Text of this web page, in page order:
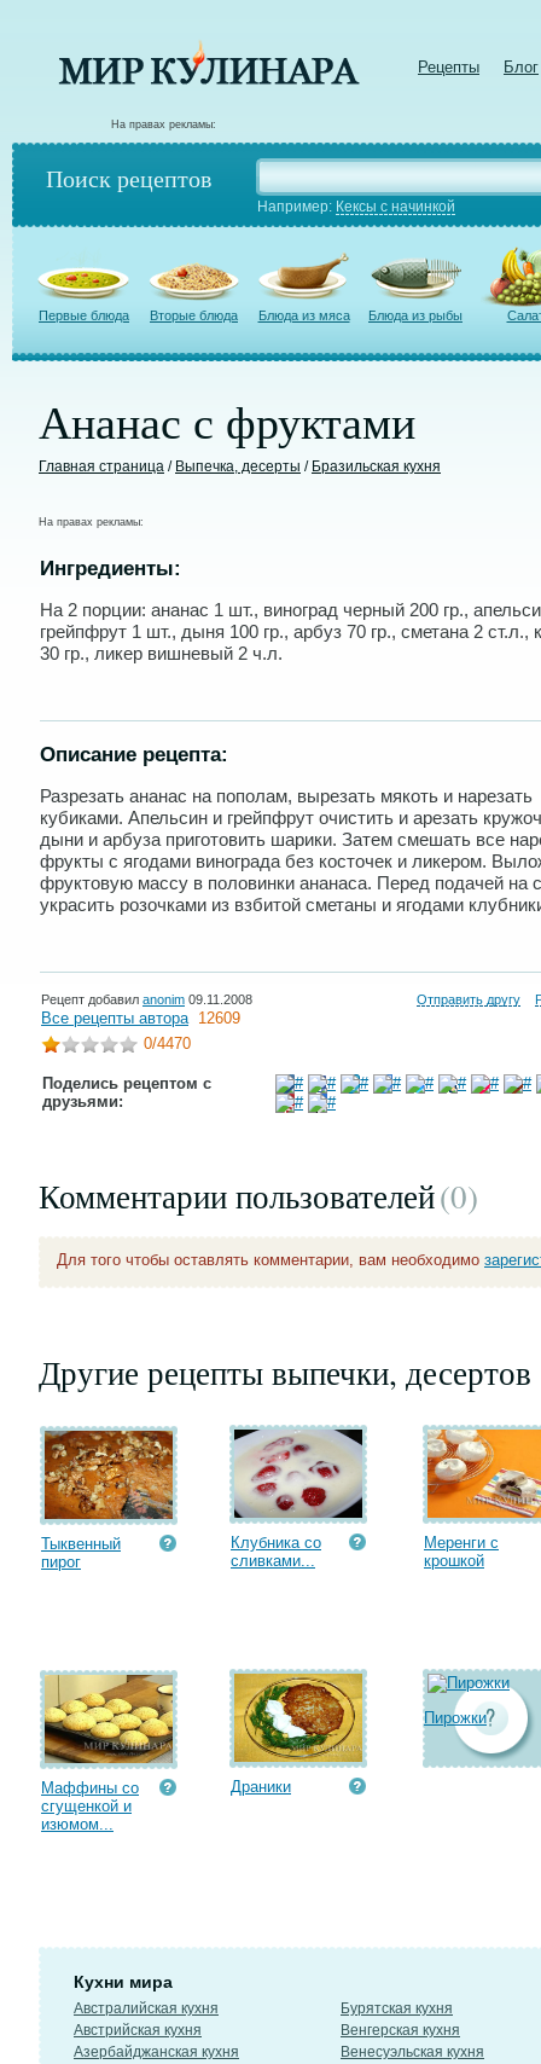
Рецепты Блог
На правах рекламы:
Поиск рецептов
Например: Кексы с начинкой
Первые блюда Вторые блюда Блюда из мяса Блюда из рыбы
Ананас с фруктами
Главная страница / Выпечка, десерты / Бразильская кухня
На правах рекламы:
Ингредиенты:
На 2 порции: ананас 1 шт., виноград черный 200 гр.,
грейпфрут 1 шт., дыня 100 гр., арбуз 70 гр., сметана 2 ст.л.,
30 гр., ликер вишневый 2 ч.л.
Описание рецепта:
Разрезать ананас на пополам, вырезать мякоть и нарезать
кубиками. Апельсин и грейпфрут очистить и арезать
дыни и арбуза приготовить шарики. Затем смешать все
фрукты с ягодами винограда без косточек и ликером.
фруктовую массу в половинки ананаса. Перед подачей на
украсить розочками из взбитой сметаны и ягодами
Рецепт добавил anonim 09.11.2008 Отправить другу
Все рецепты автора 12609
0/4470
Поделись рецептом с
друзьями:
Комментарии пользователей(0)
Для того чтобы оставлять комментарии, вам необходимо
Другие рецепты выпечки, десертов
Тыквенный
пирог
Клубника со
сливками...
Меренги с
крошкой
Маффины со
сгущенкой и
изюмом...
Драники
Пирожки
Кухни мира
Австралийская кухня
Австрийская кухня
Азербайджанская кухня
Бурятская кухня
Венгерская кухня
Венесуэльская кухня